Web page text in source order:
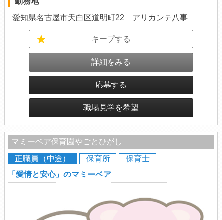
愛知県名古屋市天白区道明町22 アリカンテ八事
キープする
詳細をみる
応募する
職場見学を希望
マミーベア保育園やごとひがし
正職員（中途）
保育所
保育士
「愛情と安心」のマミーベア